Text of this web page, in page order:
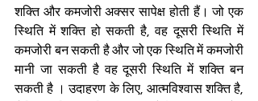
शक्ति और कमजोरी अक्सर सापेक्ष होती हैं। जो एक
स्थिति में शक्ति हो सकती है, वह दूसरी स्थिति में
कमजोरी बन सकती है और जो एक स्थिति में कमजोरी
मानी जा सकती है वह दूसरी स्थिति में शक्ति बन
सकती है । उदाहरण के लिए, आत्मविश्वास शक्ति है,